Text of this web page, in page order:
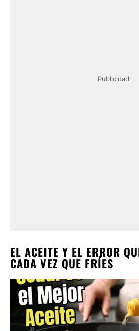
Publicidad
EL ACEITE Y EL ERROR
CADA VEZ QUE FRÍES